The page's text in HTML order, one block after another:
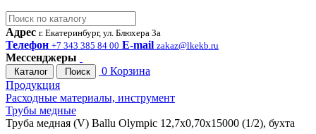
Адрес г. Екатеринбург, ул. Блюхера 3а
Телефон +7 343 385 84 00 E-mail zakaz@lkekb.ru
Мессенджеры
Каталог Поиск 0 Корзина
Продукция
Расходные материалы, инструмент
Трубы медные
Труба медная (V) Ballu Olympic 12,7х0,70х15000 (1/2), бухта